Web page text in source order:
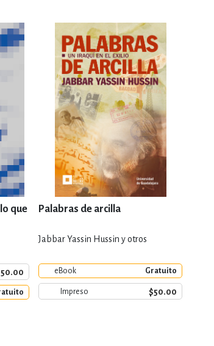
que
Palabras de arcilla
Jabbar Yassin Hussin y otros
eBook Gratuito
Impreso $50.00